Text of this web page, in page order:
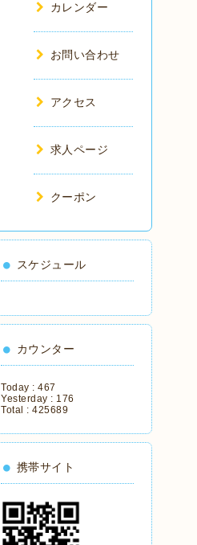
カレンダー
お問い合わせ
アクセス
求人ページ
クーポン
スケジュール
カウンター
Today : 467
Yesterday : 176
Total : 425689
携帯サイト